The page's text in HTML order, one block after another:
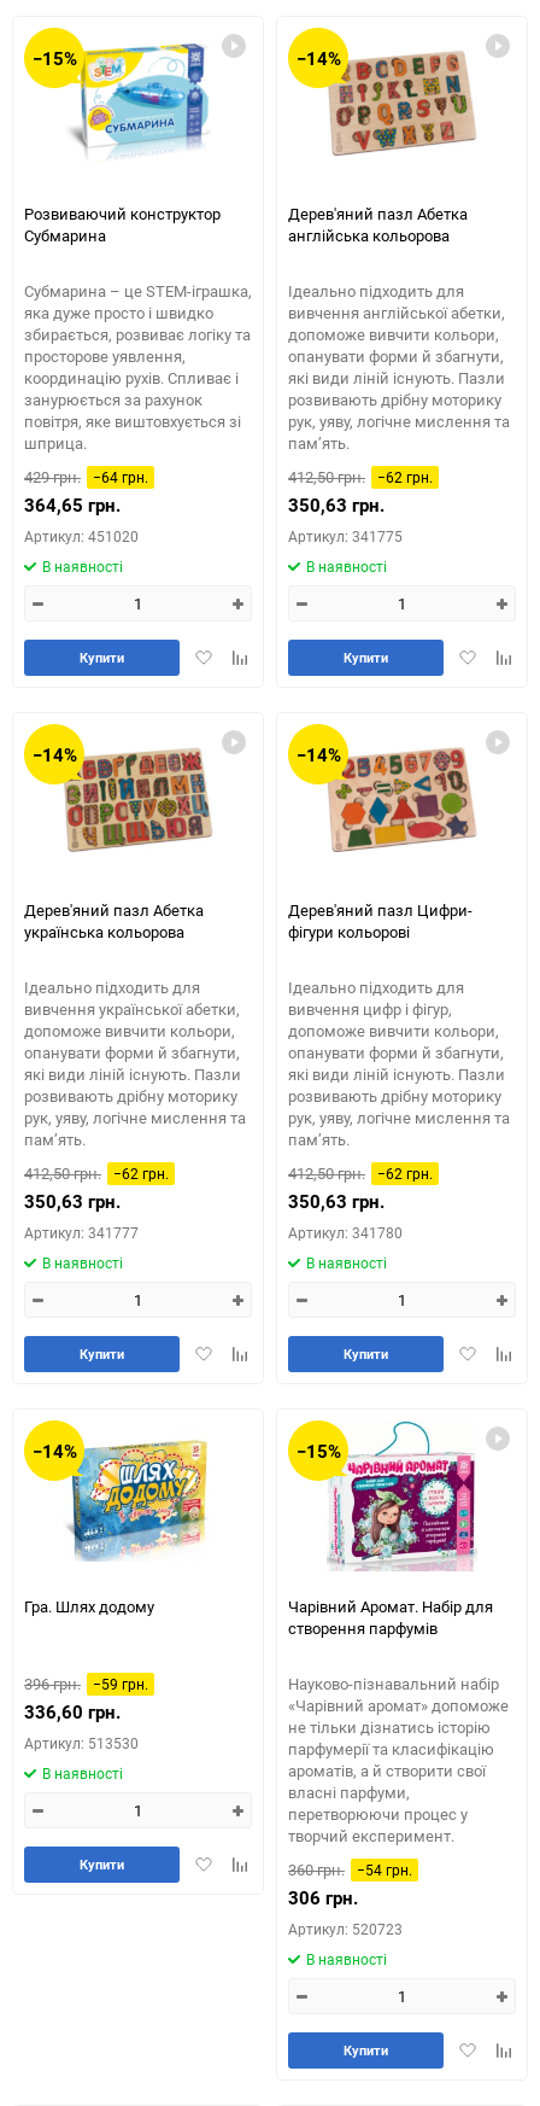
порівняння
−15%
Розвиваючий конструктор
Субмарина
Субмарина – це STEM-іграшка,
яка дуже просто і швидко
збирається, розвиває логіку та
просторове уявлення,
координацію рухів. Спливає і
занурюється за рахунок
повітря, яке виштовхується зі
шприца.
429 грн.
−64 грн.
364,65 грн.
Артикул: 451020
В наявності
ДодатиДодайте
порівняння
Купити
−14%
Дерев'яний пазл Абетка
англійська кольорова
Ідеально підходить для
вивчення англійської абетки,
допоможе вивчити кольори,
опанувати форми й збагнути,
які види ліній існують. Пазли
розвивають дрібну моторику
рук, уяву, логічне мислення та
пам’ять.
412,50 грн.
−62 грн.
350,63 грн.
Артикул: 341775
В наявності
Додати
Купити
−14%
Дерев'яний пазл Абетка
українська кольорова
Ідеально підходить для
вивчення української абетки,
допоможе вивчити кольори,
опанувати форми й збагнути,
які види ліній існують. Пазли
розвивають дрібну моторику
рук, уяву, логічне мислення та
пам’ять.
412,50 грн.
−62 грн.
350,63 грн.
Артикул: 341777
В наявності
ДодатиДодайте
порівняння
Купити
−14%
Дерев'яний пазл Цифри-
фігури кольорові
Ідеально підходить для
вивчення цифр і фігур,
допоможе вивчити кольори,
опанувати форми й збагнути,
які види ліній існують. Пазли
розвивають дрібну моторику
рук, уяву, логічне мислення та
пам’ять.
412,50 грн.
−62 грн.
350,63 грн.
Артикул: 341780
В наявності
Додати
Купити
−14%
Гра. Шлях додому
396 грн. −59 грн.
336,60 грн.
Артикул: 513530
В наявності
ДодатиДодайте
порівняння
Купити
−15%
Чарівний Аромат. Набір для
створення парфумів
Науково-пізнавальний набір
«Чарівний аромат» допоможе
не тільки дізнатись історію
парфумерії та класифікацію
ароматів, а й створити свої
власні парфуми,
перетворюючи процес у
творчий експеримент.
360 грн.
−54 грн.
306 грн.
Артикул: 520723
В наявності
Додати
Купити